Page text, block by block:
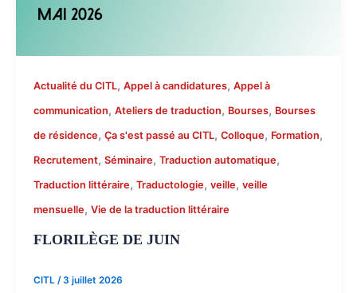
Actualité du CITL, Appel à candidatures, Appel à
communication, Ateliers de traduction, Bourses, Bourses
de résidence, Ça s'est passé au CITL, Colloque, Formation,
Recrutement, Séminaire, Traduction automatique,
Traduction littéraire, Traductologie, veille, veille
mensuelle, Vie de la traduction littéraire
FLORILÈGE DE JUIN
CITL /3 juillet 2026